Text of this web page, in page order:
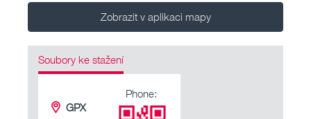
Zobrazit v aplikaci mapy
Soubory ke stažení
GPX
Phone: